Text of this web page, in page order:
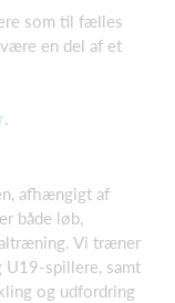
som til fælles
en del af et
.
afhængigt af
både løb,
Vi træner
U19-spillere, samt
og udfordring